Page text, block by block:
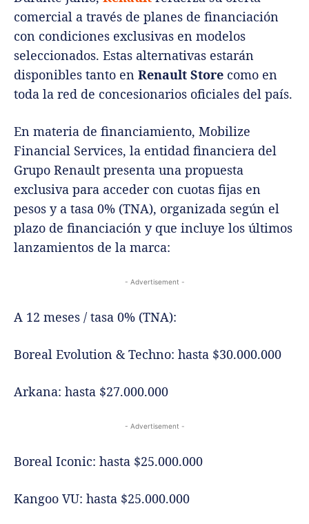
comercial a través de planes de financiación
con condiciones exclusivas en modelos
seleccionados. Estas alternativas estarán
disponibles tanto en Renault Store como en
toda la red de concesionarios oficiales del país.
En materia de financiamiento, Mobilize
Financial Services, la entidad financiera del
Grupo Renault presenta una propuesta
exclusiva para acceder con cuotas fijas en
pesos y a tasa 0% (TNA), organizada según el
plazo de financiación y que incluye los últimos
lanzamientos de la marca:
- Advertisement -
A 12 meses / tasa 0% (TNA):
Boreal Evolution & Techno: hasta $30.000.000
Arkana: hasta $27.000.000
- Advertisement -
Boreal Iconic: hasta $25.000.000
Kangoo VU: hasta $25.000.000